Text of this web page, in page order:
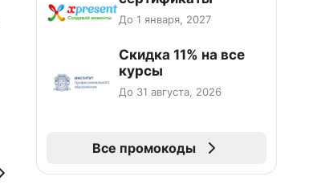
До 1 января, 2027
Скидка 11% на все
курсы
До 31 августа, 2026
Все промокоды